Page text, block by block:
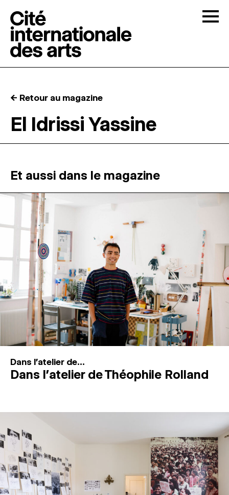
RÉSIDENCES ↓
ATELIERS OUVERTS
PROGRAMMATION
MAGAZINE
ESPACES DE PRATIQUE ARTISTIQUE ↓
Recherche
Connexion
← Retour au magazine
El Idrissi Yassine
Et aussi dans le magazine
Dans l'atelier de...
Dans l’atelier de Théophile Rolland